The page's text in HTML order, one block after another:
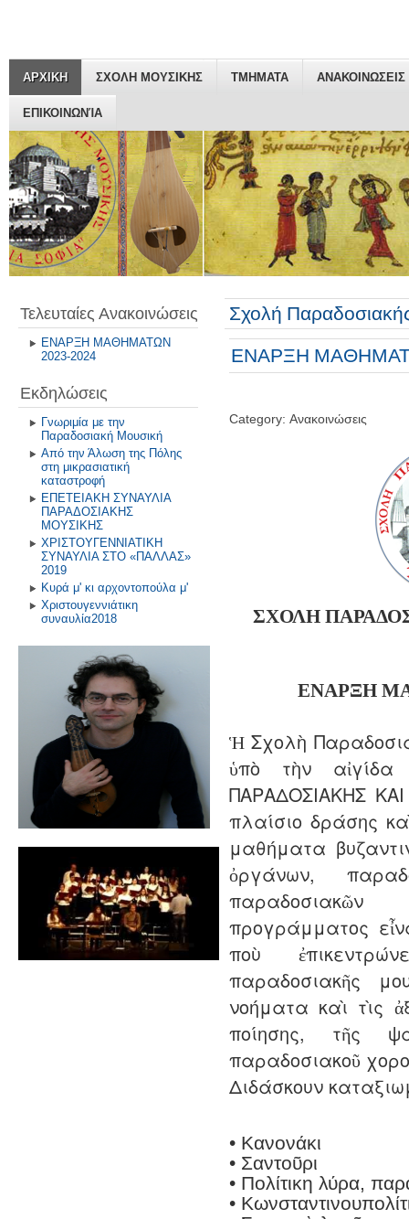
ΑΡΧΙΚΗ ΣΧΟΛΗ ΜΟΥΣΙΚΗΣ ΤΜΗΜΑΤΑ ΑΝΑΚΟΙΝΩΣΕΙΣ
ΕΠΙΚΟΙΝΩΝΊΑ
Τελευταίες Ανακοινώσεις
ΕΝΑΡΞΗ ΜΑΘΗΜΑΤΩΝ
2023-2024
Εκδηλώσεις
Γνωριμία με την
Παραδοσιακή Μουσική
Από την Άλωση της Πόλης
στη μικρασιατική
καταστροφή
ΕΠΕΤΕΙΑΚΗ ΣΥΝΑΥΛΙΑ
ΠΑΡΑΔΟΣΙΑΚΗΣ
ΜΟΥΣΙΚΗΣ
ΧΡΙΣΤΟΥΓΕΝΝΙΑΤΙΚΗ
ΣΥΝΑΥΛΙΑ ΣΤΟ «ΠΑΛΛΑΣ»
2019
Κυρά μ' κι αρχοντοπούλα μ'
Χριστουγεννιάτικη
συναυλία2018
Σχολή
ΕΝΑΡΞΗ
Category: Ανακοινώσεις
ΣΧΟΛΗ
ΕΝΑΡΞΗ
Ἡ Σχολὴ
ὑπὸ τὴν αἰγίδα
ΠΑΡΑΔΟΣΙΑΚΗΣ
πλαίσιο δράσης
μαθήματα
ὀργάνων,
προγράμματος
ποὺ
παραδοσιακῆς
νοήματα καὶ τὶς
ποίησης, τῆς
παραδοσιακοῦ
Διδάσκουν
• Κανονάκι
• Σαντοῦρι
• Πολίτικη λύρα,
•